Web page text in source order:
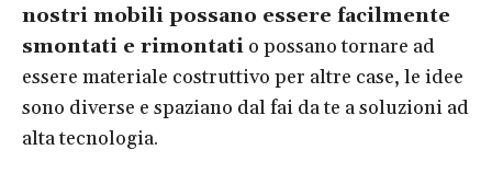
nostri mobili possano essere facilmente
smontati e rimontati o possano tornare ad
essere materiale costruttivo per altre case, le idee
sono diverse e spaziano dal fai da te a soluzioni ad
alta tecnologia.